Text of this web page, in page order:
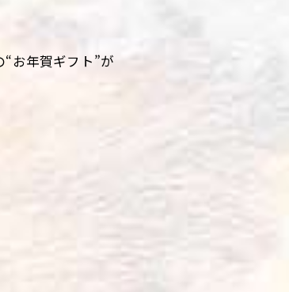
お年賀ギフト”が